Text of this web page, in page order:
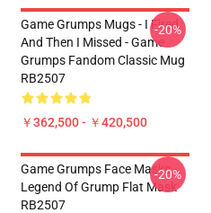
Game Grumps Mugs - I Fired
And Then I Missed - Game
Grumps Fandom Classic Mug
RB2507
￥362,500 - ￥420,500
-20%
Game Grumps Face Masks -
Legend Of Grump Flat Mask
RB2507
-20%